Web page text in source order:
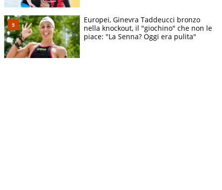
Europei, Ginevra Taddeucci bronzo
nella knockout, il "giochino" che non le
piace: "La Senna? Oggi era pulita"